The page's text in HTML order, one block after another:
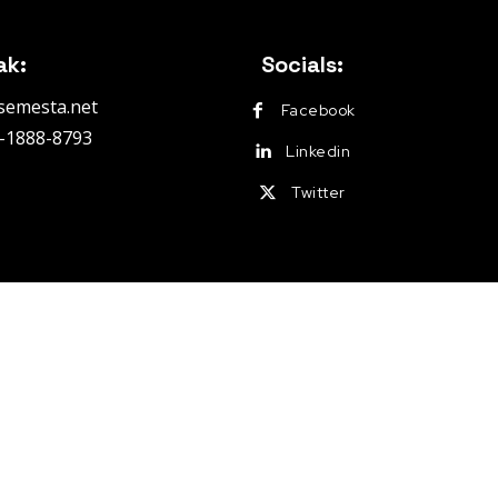
8793
Socials:
Facebook
Linkedin
Twitter